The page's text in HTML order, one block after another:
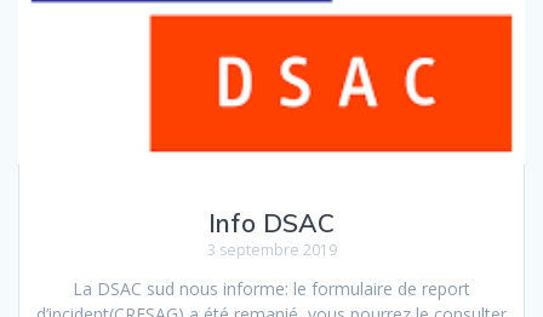
Info DSAC
3 septembre 2019
La DSAC sud nous informe: le formulaire de report